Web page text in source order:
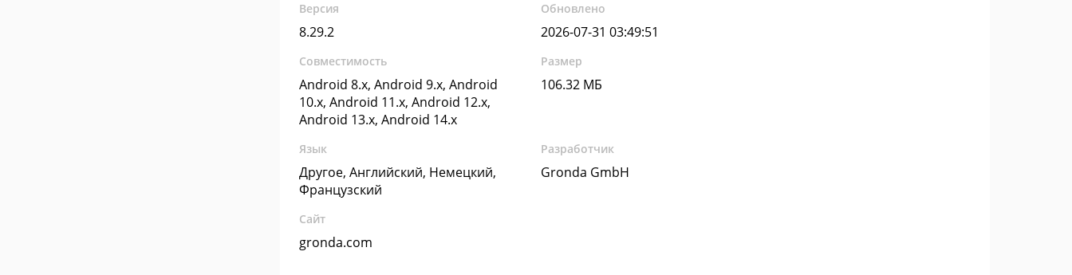
Версия
8.29.2
Обновлено
2026-07-31 03:49:51
Совместимость
Android 8.x, Android 9.x, Android
10.x, Android 11.x, Android 12.x,
Android 13.x, Android 14.x
Размер
106.32 МБ
Язык
Другое, Английский, Немецкий,
Французский
Разработчик
Gronda GmbH
Сайт
gronda.com